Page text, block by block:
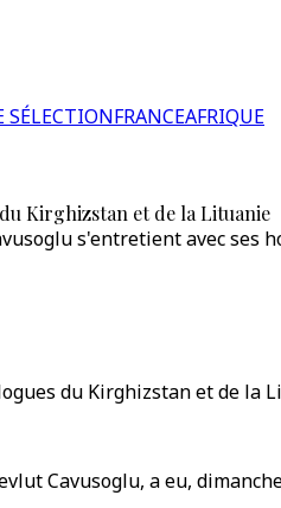
SÉLECTIONFRANCEAFRIQUE
Kirghizstan et de la Lituanie
s'entretient avec
du Kirghizstan et de la
Cavusoglu, a eu,